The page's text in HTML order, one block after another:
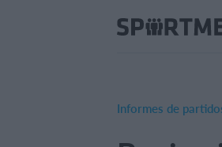
Informes de